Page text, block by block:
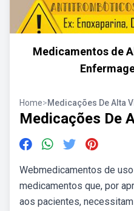
Medicamentos de
Home>Medicações De Alta
Medicações De
Webmedicamentos de
medicamentos que, por
aos pacientes,